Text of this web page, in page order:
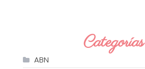
Categorías
ABN